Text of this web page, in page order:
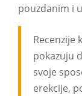
pouzdanim i
Recenzije
pokazuju
svoje
erekcije,